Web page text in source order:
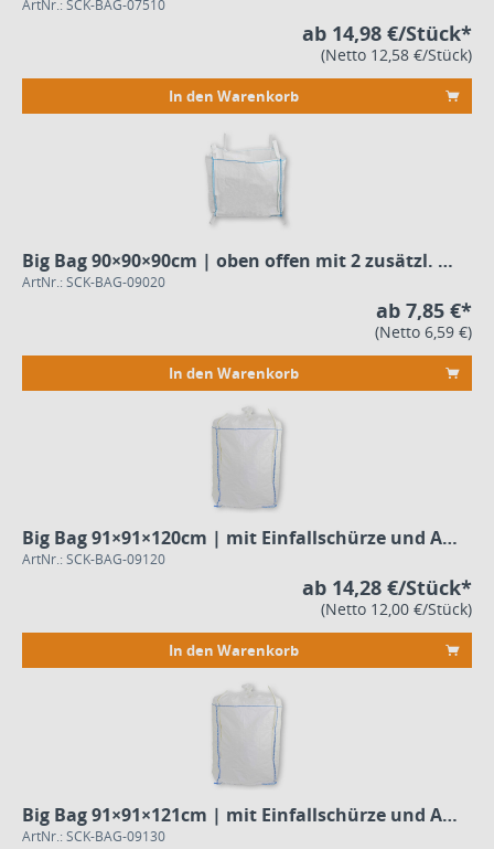
ArtNr.: SCK-BAG-07510
ab 14,98 €/Stück*
(Netto 12,58 €/Stück)
In den Warenkorb
Big Bag 90×90×90cm | oben offen mit 2 zusätzl. Bodenschlaufen
ArtNr.: SCK-BAG-09020
ab 7,85 €*
(Netto 6,59 €)
In den Warenkorb
Big Bag 91×91×120cm | mit Einfallschürze und Auslauf
ArtNr.: SCK-BAG-09120
ab 14,28 €/Stück*
(Netto 12,00 €/Stück)
In den Warenkorb
Big Bag 91×91×121cm | mit Einfallschürze und Auslauf
ArtNr.: SCK-BAG-09130